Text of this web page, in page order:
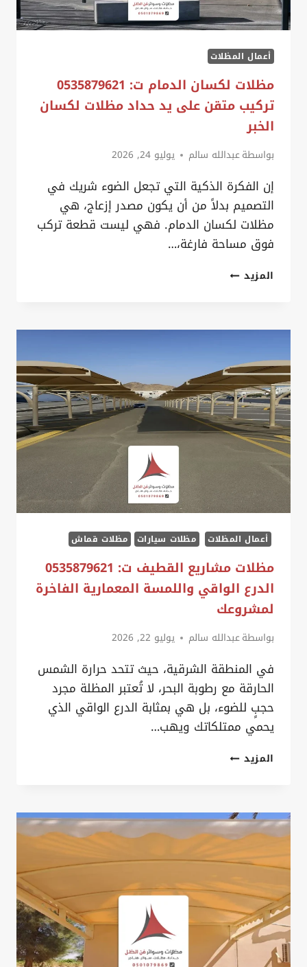
أعمال المظلات
مظلات لكسان الدمام ت: 0535879621
تركيب متقن على يد حداد مظلات لكسان
الخبر
بواسطةعبدالله سالم يوليو 24, 2026
إن الفكرة الذكية التي تجعل الضوء شريك في
التصميم بدلاً من أن يكون مصدر إزعاج، هي
مظلات لكسان الدمام. فهي ليست قطعة تركب
فوق مساحة فارغة،…
المزيدمظلات
ت:
تركيب
متقن
على
يد
حداد
الخبر
أعمال المظلات مظلات سيارات مظلات قماش
مظلات مشاريع القطيف ت: 0535879621
الدرع الواقي واللمسة المعمارية الفاخرة
لمشروعك
بواسطةعبدالله سالم يوليو 22, 2026
في المنطقة الشرقية، حيث تتحد حرارة الشمس
الحارقة مع رطوبة البحر، لا تُعتبر المظلة مجرد
حجبٍ للضوء، بل هي بمثابة الدرع الواقي الذي
يحمي ممتلكاتك ويهب…
المزيدمظلات
ت:
0535879621
واللمسة
المعمارية
الفاخرة
لمشروعك